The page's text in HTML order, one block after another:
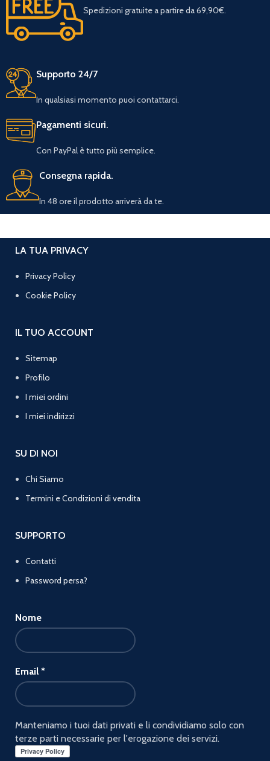
Spedizioni gratuite a partire da 69,90€.
Supporto 24/7
In qualsiasi momento puoi contattarci.
Pagamenti sicuri.
Con PayPal è tutto più semplice.
Consegna rapida.
In 48 ore il prodotto arriverà da te.
LA TUA PRIVACY
Privacy Policy
Cookie Policy
IL TUO ACCOUNT
Sitemap
Profilo
I miei ordini
I miei indirizzi
SU DI NOI
Chi Siamo
Termini e Condizioni di vendita
SUPPORTO
Contatti
Password persa?
Nome
Email *
Manteniamo i tuoi dati privati e li condividiamo solo con
terze parti necessarie per l'erogazione dei servizi.